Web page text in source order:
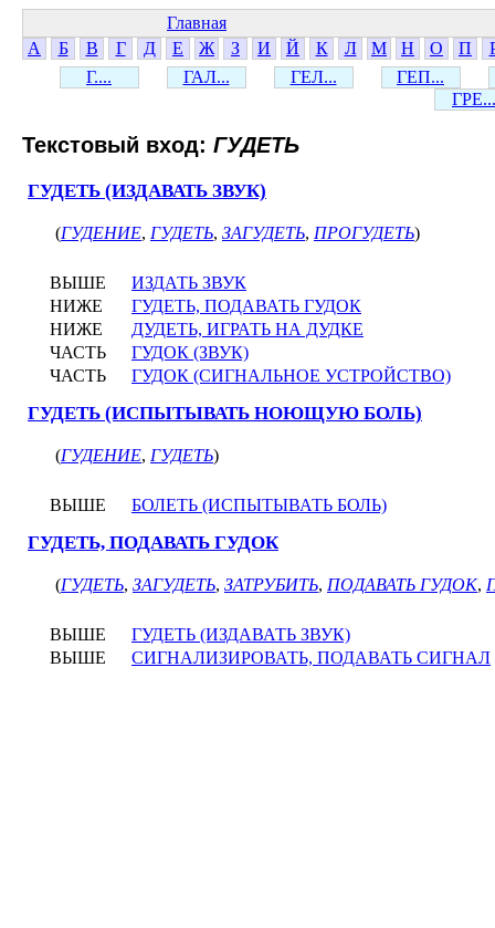
Главная
А
Б В Г Д Е Ж З И Й К Л М Н О П
Г....
ГАЛ... ГЕЛ...
ГЕП...
ГРЕ...
Текстовый вход: ГУДЕТЬ
ГУДЕТЬ (ИЗДАВАТЬ ЗВУК)
(ГУДЕНИЕ, ГУДЕТЬ, ЗАГУДЕТЬ, ПРОГУДЕТЬ)
ВЫШЕ
ИЗДАТЬ ЗВУК
НИЖЕ
ГУДЕТЬ, ПОДАВАТЬ ГУДОК
НИЖЕ
ДУДЕТЬ, ИГРАТЬ НА ДУДКЕ
ЧАСТЬ
ГУДОК (ЗВУК)
ЧАСТЬ
ГУДОК (СИГНАЛЬНОЕ УСТРОЙСТВО)
ГУДЕТЬ (ИСПЫТЫВАТЬ НОЮЩУЮ БОЛЬ)
(ГУДЕНИЕ, ГУДЕТЬ)
ВЫШЕ БОЛЕТЬ (ИСПЫТЫВАТЬ БОЛЬ)
ГУДЕТЬ, ПОДАВАТЬ ГУДОК
(ГУДЕТЬ, ЗАГУДЕТЬ, ЗАТРУБИТЬ, ПОДАВАТЬ ГУДОК,
ВЫШЕ
ГУДЕТЬ (ИЗДАВАТЬ ЗВУК)
ВЫШЕ
СИГНАЛИЗИРОВАТЬ, ПОДАВАТЬ СИГНАЛ